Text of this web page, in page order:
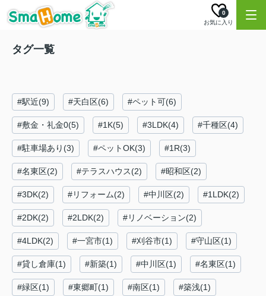
お気に入り
0
タグ一覧
#駅近(9) #天白区(6) #ペット可(6)
#敷金・礼金0(5) #1K(5) #3LDK(4) #千種区(4)
#駐車場あり(3) #ペットOK(3) #1R(3)
#名東区(2) #テラスハウス(2) #昭和区(2)
#3DK(2) #リフォーム(2) #中川区(2) #1LDK(2)
#2DK(2) #2LDK(2) #リノベーション(2)
#4LDK(2) #一宮市(1) #刈谷市(1) #守山区(1)
#貸し倉庫(1) #新築(1) #中川区(1) #名東区(1)
#緑区(1) #東郷町(1) #南区(1) #築浅(1)